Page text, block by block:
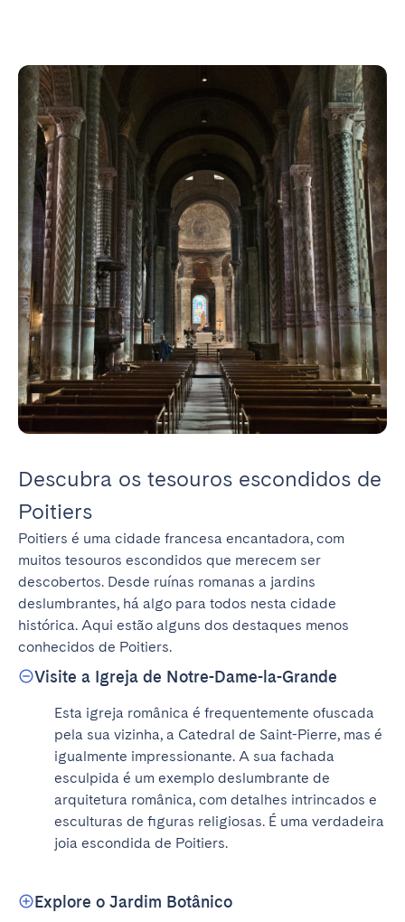
Descubra os tesouros escondidos de
Poitiers
Poitiers é uma cidade francesa encantadora, com
muitos tesouros escondidos que merecem ser
descobertos. Desde ruínas romanas a jardins
deslumbrantes, há algo para todos nesta cidade
histórica. Aqui estão alguns dos destaques menos
conhecidos de Poitiers.
Visite a Igreja de Notre-Dame-la-Grande
Esta igreja românica é frequentemente ofuscada
pela sua vizinha, a Catedral de Saint-Pierre, mas é
igualmente impressionante. A sua fachada
esculpida é um exemplo deslumbrante de
arquitetura românica, com detalhes intrincados e
esculturas de figuras religiosas. É uma verdadeira
joia escondida de Poitiers.
Explore o Jardim Botânico